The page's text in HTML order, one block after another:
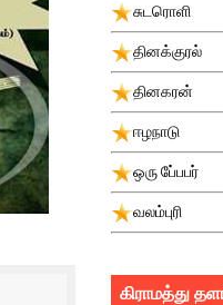
சுடரொளி
தினக்குரல்
தினகரன்
ஈழநாடு
ஒரு பே்பபர்
வலம்புரி
கிராமத்து